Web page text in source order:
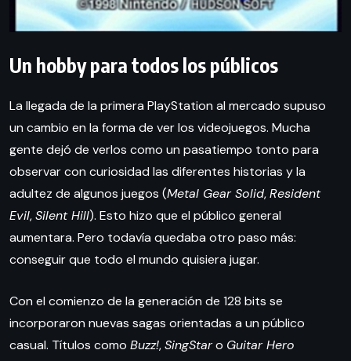
Un hobby para todos los públicos
La llegada de la primera PlayStation al mercado supuso
un cambio en la forma de ver los videojuegos. Mucha
gente dejó de verlos como un pasatiempo tonto para
observar con curiosidad las diferentes historias y la
adultez de algunos juegos (Metal Gear Solid,Resident
Evil,Silent Hill). Esto hizo que el público general
aumentara. Pero todavía quedaba otro paso más:
conseguir que todo el mundo quisiera jugar.
Con el comienzo de la generación de 128 bits se
incorporaron nuevas sagas orientadas a un público
casual. Títulos como Buzz!,SingStaro Guitar Hero